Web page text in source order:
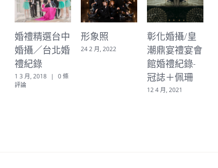
婚禮精選台中
婚攝／台北婚
禮紀錄
1 3 月, 2018 |
0 條
評論
形象照
24 2 月, 2022
彰化婚攝/皇
潮鼎宴禮宴會
館婚禮紀錄-
冠誌＋佩珊
12 4 月, 2021